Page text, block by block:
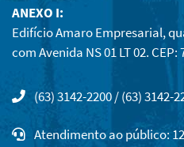
ANEXO I:
Edifício Amaro Empresarial,
com Avenida NS 01 LT 02. CEP:
(63) 3142-2200 / (63) 3142-
Atendimento ao público: